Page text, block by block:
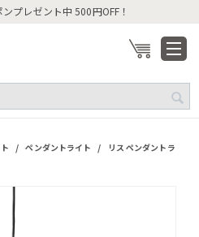
プレゼント中 500円OFF！
/ ペンダントライト /
リス ペンダントラ